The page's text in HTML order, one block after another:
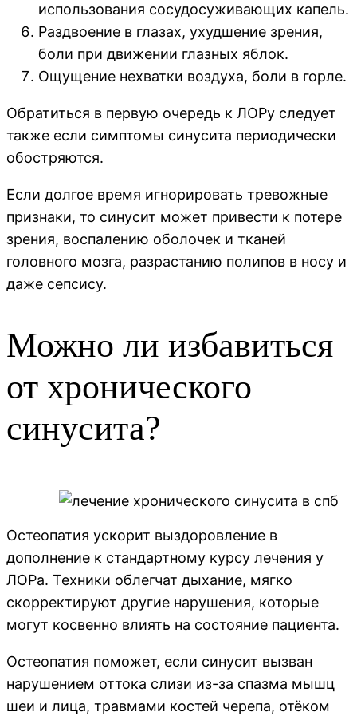
использования сосудосуживающих капель.
Раздвоение в глазах, ухудшение зрения,
боли при движении глазных яблок.
Ощущение нехватки воздуха, боли в горле.
Обратиться в первую очередь к ЛОРу следует
также если симптомы синусита периодически
обостряются.
Если долгое время игнорировать тревожные
признаки, то синусит может привести к потере
зрения, воспалению оболочек и тканей
головного мозга, разрастанию полипов в носу и
даже сепсису.
Можно ли избавиться
от хронического
синусита?
Остеопатия ускорит выздоровление в
дополнение к стандартному курсу лечения у
ЛОРа. Техники облегчат дыхание, мягко
скорректируют другие нарушения, которые
могут косвенно влиять на состояние пациента.
Остеопатия поможет, если синусит вызван
нарушением оттока слизи из-за спазма мышц
шеи и лица, травмами костей черепа, отёком